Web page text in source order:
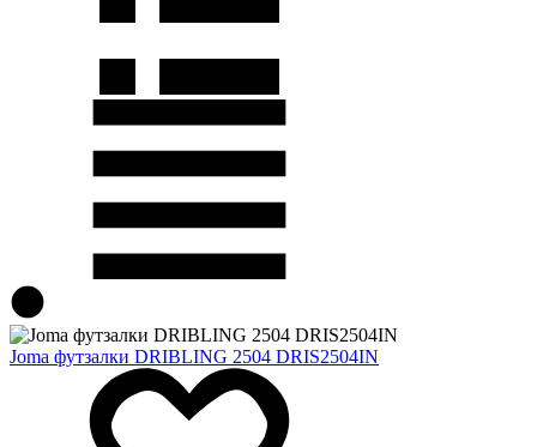
Joma футзалки DRIBLING 2504 DRIS2504IN